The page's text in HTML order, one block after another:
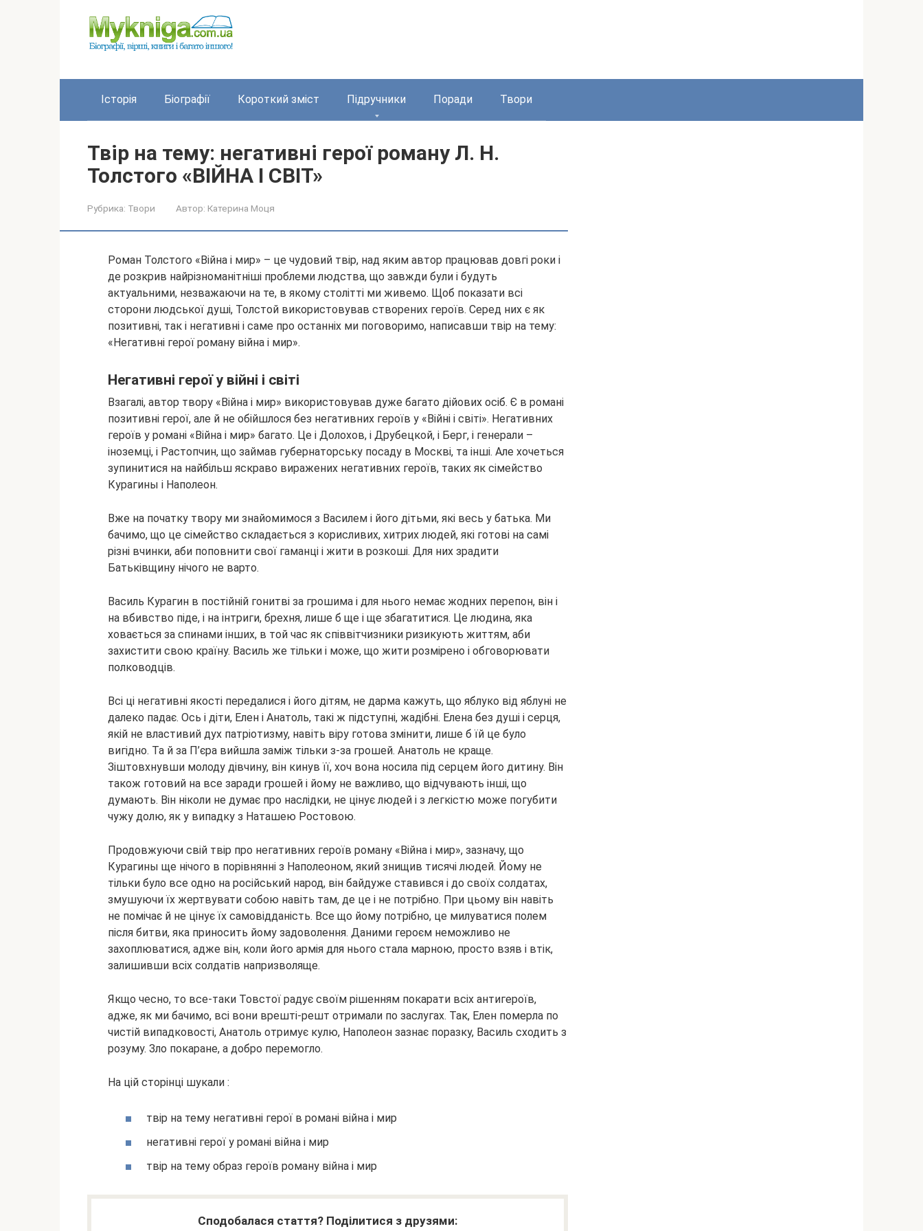
Історія Біографії Короткий зміст Підручники Поради Твори
Твір на тему: негативні герої роману Л. Н.
Толстого «ВІЙНА І СВІТ»
Рубрика: Твори Автор: Катерина Моця
Роман Толстого «Війна і мир» – це чудовий твір, над яким автор працював довгі роки і
де розкрив найрізноманітніші проблеми людства, що завжди були і будуть
актуальними, незважаючи на те, в якому столітті ми живемо. Щоб показати всі
сторони людської душі, Толстой використовував створених героїв. Серед них є як
позитивні, так і негативні і саме про останніх ми поговоримо, написавши твір на тему:
«Негативні герої роману війна і мир».
Негативні герої у війні і світі
Взагалі, автор твору «Війна і мир» використовував дуже багато дійових осіб. Є в романі
позитивні герої, але й не обійшлося без негативних героїв у «Війні і світі». Негативних
героїв у романі «Війна і мир» багато. Це і Долохов, і Друбецкой, і Берг, і генерали –
іноземці, і Растопчин, що займав губернаторську посаду в Москві, та інші. Але хочеться
зупинитися на найбільш яскраво виражених негативних героїв, таких як сімейство
Курагины і Наполеон.
Вже на початку твору ми знайомимося з Василем і його дітьми, які весь у батька. Ми
бачимо, що це сімейство складається з корисливих, хитрих людей, які готові на самі
різні вчинки, аби поповнити свої гаманці і жити в розкоші. Для них зрадити
Батьківщину нічого не варто.
Василь Курагин в постійній гонитві за грошима і для нього немає жодних перепон, він і
на вбивство піде, і на інтриги, брехня, лише б ще і ще збагатитися. Це людина, яка
ховається за спинами інших, в той час як співвітчизники ризикують життям, аби
захистити свою країну. Василь же тільки і може, що жити розмірено і обговорювати
полководців.
Всі ці негативні якості передалися і його дітям, не дарма кажуть, що яблуко від яблуні не
далеко падає. Ось і діти, Елен і Анатоль, такі ж підступні, жадібні. Елена без душі і серця,
якій не властивий дух патріотизму, навіть віру готова змінити, лише б їй це було
вигідно. Та й за П’єра вийшла заміж тільки з-за грошей. Анатоль не краще.
Зіштовхнувши молоду дівчину, він кинув її, хоч вона носила під серцем його дитину. Він
також готовий на все заради грошей і йому не важливо, що відчувають інші, що
думають. Він ніколи не думає про наслідки, не цінує людей і з легкістю може погубити
чужу долю, як у випадку з Наташею Ростовою.
Продовжуючи свій твір про негативних героїв роману «Війна і мир», зазначу, що
Курагины ще нічого в порівнянні з Наполеоном, який знищив тисячі людей. Йому не
тільки було все одно на російський народ, він байдуже ставився і до своїх солдатах,
змушуючи їх жертвувати собою навіть там, де це і не потрібно. При цьому він навіть
не помічає й не цінує їх самовідданість. Все що йому потрібно, це милуватися полем
після битви, яка приносить йому задоволення. Даними героєм неможливо не
захоплюватися, адже він, коли його армія для нього стала марною, просто взяв і втік,
залишивши всіх солдатів напризволяще.
Якщо чесно, то все-таки Товстої радує своїм рішенням покарати всіх антигероїв,
адже, як ми бачимо, всі вони врешті-решт отримали по заслугах. Так, Елен померла по
чистій випадковості, Анатоль отримує кулю, Наполеон зазнає поразку, Василь сходить з
розуму. Зло покаране, а добро перемогло.
На цій сторінці шукали :
твір на тему негативні герої в романі війна і мир
негативні герої у романі війна і мир
твір на тему образ героїв роману війна і мир
Сподобалася стаття? Поділитися з друзями: